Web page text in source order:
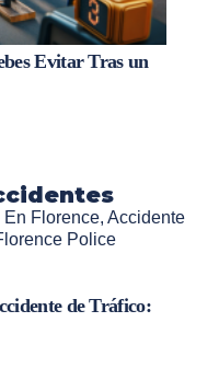
Evitar Tras un
Florence, Accidente
Police
de Tráfico: